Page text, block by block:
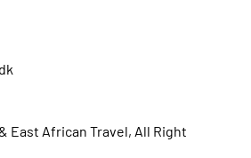
East African Travel, All Right